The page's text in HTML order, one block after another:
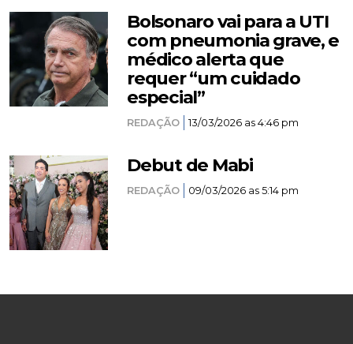
Bolsonaro vai para a UTI
com pneumonia grave, e
médico alerta que
requer “um cuidado
especial”
REDAÇÃO 13/03/2026 as 4:46 pm
Debut de Mabi
REDAÇÃO 09/03/2026 as 5:14 pm